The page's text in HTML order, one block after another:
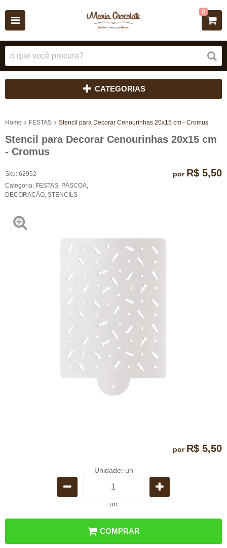
0
CATEGORIAS
Home FESTAS Stencil para Decorar Cenourinhas 20x15 cm - Cromus
Stencil para Decorar Cenourinhas 20x15 cm
- Cromus
Sku: 62952
Categoria: FESTAS PÁSCOA
DECORAÇÃO STENCILS
por R$ 5,50
por R$ 5,50
Unidade: un
un
COMPRAR